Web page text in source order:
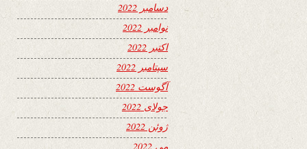
دسامبر 2022
نوامبر 2022
اکتبر 2022
سپتامبر 2022
آگوست 2022
جولای 2022
ژوئن 2022
می 2022